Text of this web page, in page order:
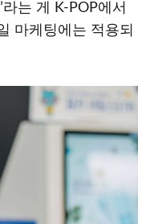
는 게 K-POP에서
마케팅에는 적용되